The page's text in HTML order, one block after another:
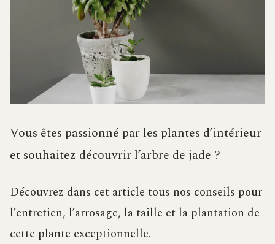
Vous êtes passionné par les plantes d’intérieur
et souhaitez découvrir l’arbre de jade ?
Découvrez dans cet article tous nos conseils pour
l’entretien, l’arrosage, la taille et la plantation de
cette plante exceptionnelle.